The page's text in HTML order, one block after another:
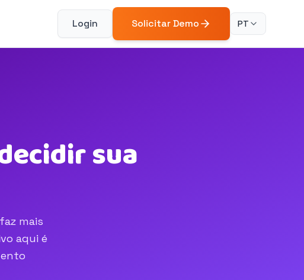
Login Solicitar Demo PT
sua
mais
aqui é